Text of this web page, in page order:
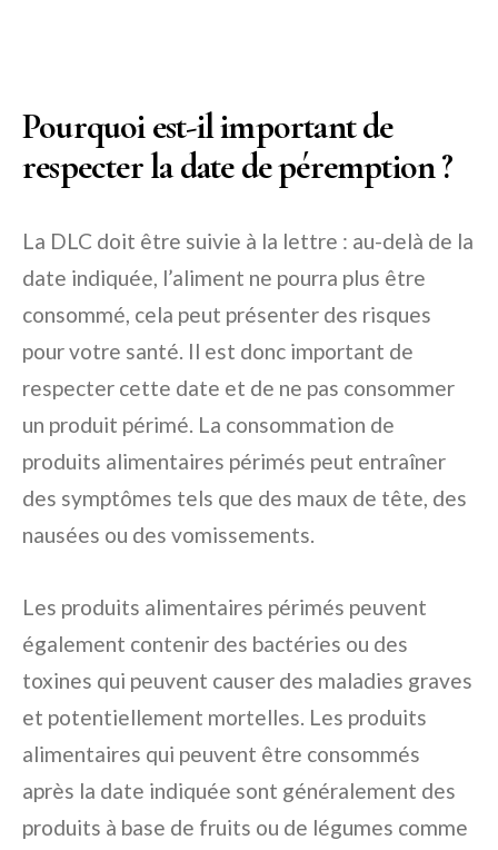
Pourquoi est-il important de
respecter la date de péremption ?
La DLC doit être suivie à la lettre : au-delà de la
date indiquée, l’aliment ne pourra plus être
consommé, cela peut présenter des risques
pour votre santé. Il est donc important de
respecter cette date et de ne pas consommer
un produit périmé. La consommation de
produits alimentaires périmés peut entraîner
des symptômes tels que des maux de tête, des
nausées ou des vomissements.
Les produits alimentaires périmés peuvent
également contenir des bactéries ou des
toxines qui peuvent causer des maladies graves
et potentiellement mortelles. Les produits
alimentaires qui peuvent être consommés
après la date indiquée sont généralement des
produits à base de fruits ou de légumes comme